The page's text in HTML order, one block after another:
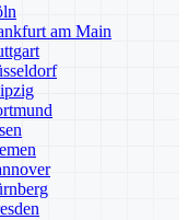
am Main